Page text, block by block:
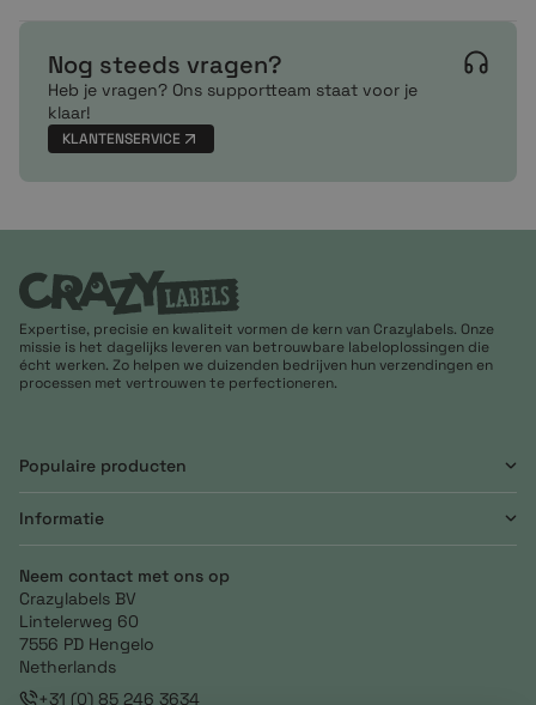
Nog steeds vragen?
Heb je vragen? Ons supportteam staat voor je
klaar!
KLANTENSERVICE
Expertise, precisie en kwaliteit vormen de kern van Crazylabels. Onze
missie is het dagelijks leveren van betrouwbare labeloplossingen die
écht werken. Zo helpen we duizenden bedrijven hun verzendingen en
processen met vertrouwen te perfectioneren.
Populaire producten
Informatie
Neem contact met ons op
Crazylabels BV
Lintelerweg 60
7556 PD Hengelo
Netherlands
+31 (0) 85 246 3634